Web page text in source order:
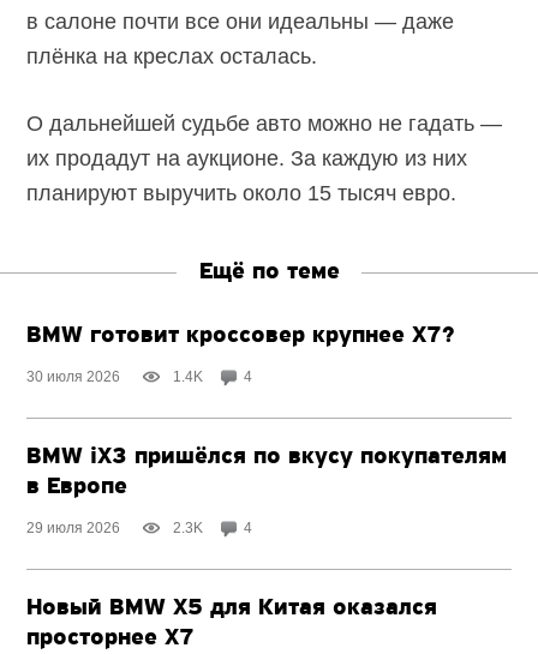
в салоне почти все они идеальны — даже
плёнка на креслах осталась.
О дальнейшей судьбе авто можно не гадать —
их продадут на аукционе. За каждую из них
планируют выручить около 15 тысяч евро.
Ещё по теме
BMW готовит кроссовер крупнее X7?
30 июля 2026 1.4K 4
BMW iX3 пришёлся по вкусу покупателям
в Европе
29 июля 2026 2.3K 4
Новый BMW X5 для Китая оказался
просторнее X7